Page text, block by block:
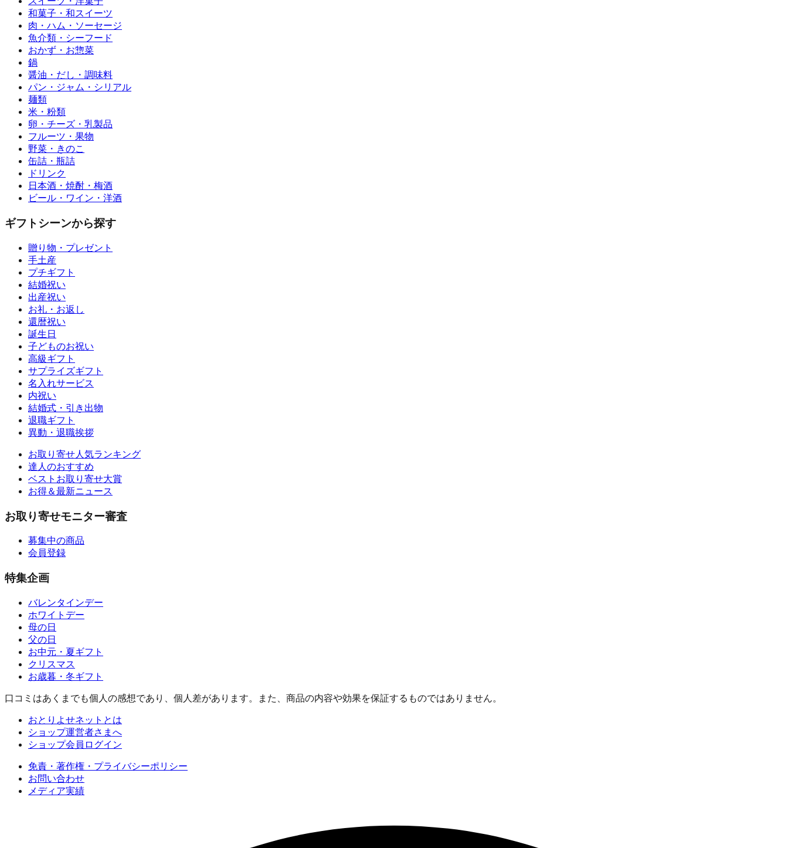
和菓子・和スイーツ
肉・ハム・ソーセージ
魚介類・シーフード
おかず・お惣菜
鍋
醤油・だし・調味料
パン・ジャム・シリアル
麺類
米・粉類
卵・チーズ・乳製品
フルーツ・果物
野菜・きのこ
缶詰・瓶詰
ドリンク
日本酒・焼酎・梅酒
ビール・ワイン・洋酒
ギフトシーンから探す
贈り物・プレゼント
手土産
プチギフト
結婚祝い
出産祝い
お礼・お返し
還暦祝い
誕生日
子どものお祝い
高級ギフト
サプライズギフト
名入れサービス
内祝い
結婚式・引き出物
退職ギフト
異動・退職挨拶
お取り寄せ人気ランキング
達人のおすすめ
ベストお取り寄せ大賞
お得＆最新ニュース
お取り寄せモニター審査
募集中の商品
会員登録
特集企画
バレンタインデー
ホワイトデー
母の日
父の日
お中元・夏ギフト
クリスマス
お歳暮・冬ギフト
口コミはあくまでも個人の感想であり、個人差があります。また、商品の内容や効果を保証するものではありません。
おとりよせネットとは
ショップ運営者さまへ
ショップ会員ログイン
免責・著作権・プライバシーポリシー
お問い合わせ
メディア実績